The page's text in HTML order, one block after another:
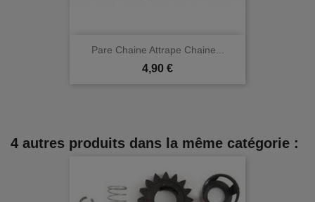
Pare Chaine Attrape Chaine...
Prix
4,90 €
4 autres produits dans la même catégorie :